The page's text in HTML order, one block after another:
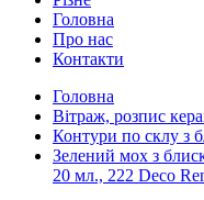
Головна
Про нас
Контакти
Головна
Вітраж, розпис
Контури по склу з
Зелений мох з
20 мл., 222 Deco